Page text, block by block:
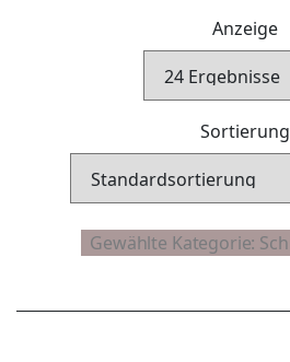
Anzeige
Sortierung